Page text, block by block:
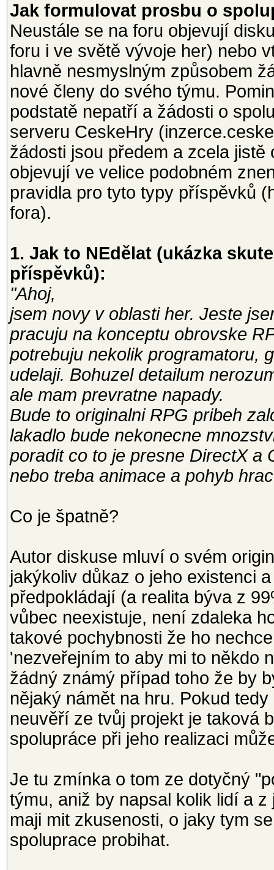
Jak formulovat prosbu o
Neustále se na foru objevují
foru i ve světě vývoje her) nebo
hlavně nesmyslným způsobem
nové členy do svého týmu.
podstatě nepatří a žádosti o
serveru CeskeHry
žádosti jsou předem a zcela
objevují ve velice podobném
pravidla pro tyto typy příspěvků
fora).
1. Jak to NEdělat (ukázka
příspěvků):
"Ahoj,
jsem novy v oblasti her. Jeste
pracuju na konceptu obrovske
potrebuju nekolik programatoru,
udelaji. Bohuzel detailum
ale mam prevratne napady.
Bude to originalni RPG pribeh
lakadlo bude nekonecne
poradit co to je presne DirectX a
nebo treba animace a pohyb
Co je špatně?
Autor diskuse mluví o svém
jakýkoliv důkaz o jeho existenci
předpokládají (a realita býva z
vůbec neexistuje, není zdaleka
takové pochybnosti že ho
'nezveřejním to aby mi to někdo
žádný známý případ toho že by
nějaký námět na hru. Pokud
neuvěří ze tvůj projekt je taková
spolupráce při jeho realizaci
Je tu zmínka o tom ze dotyčný
týmu, aniž by napsal kolik lidí a
maji mit zkusenosti, o jaky tym
spoluprace probihat.